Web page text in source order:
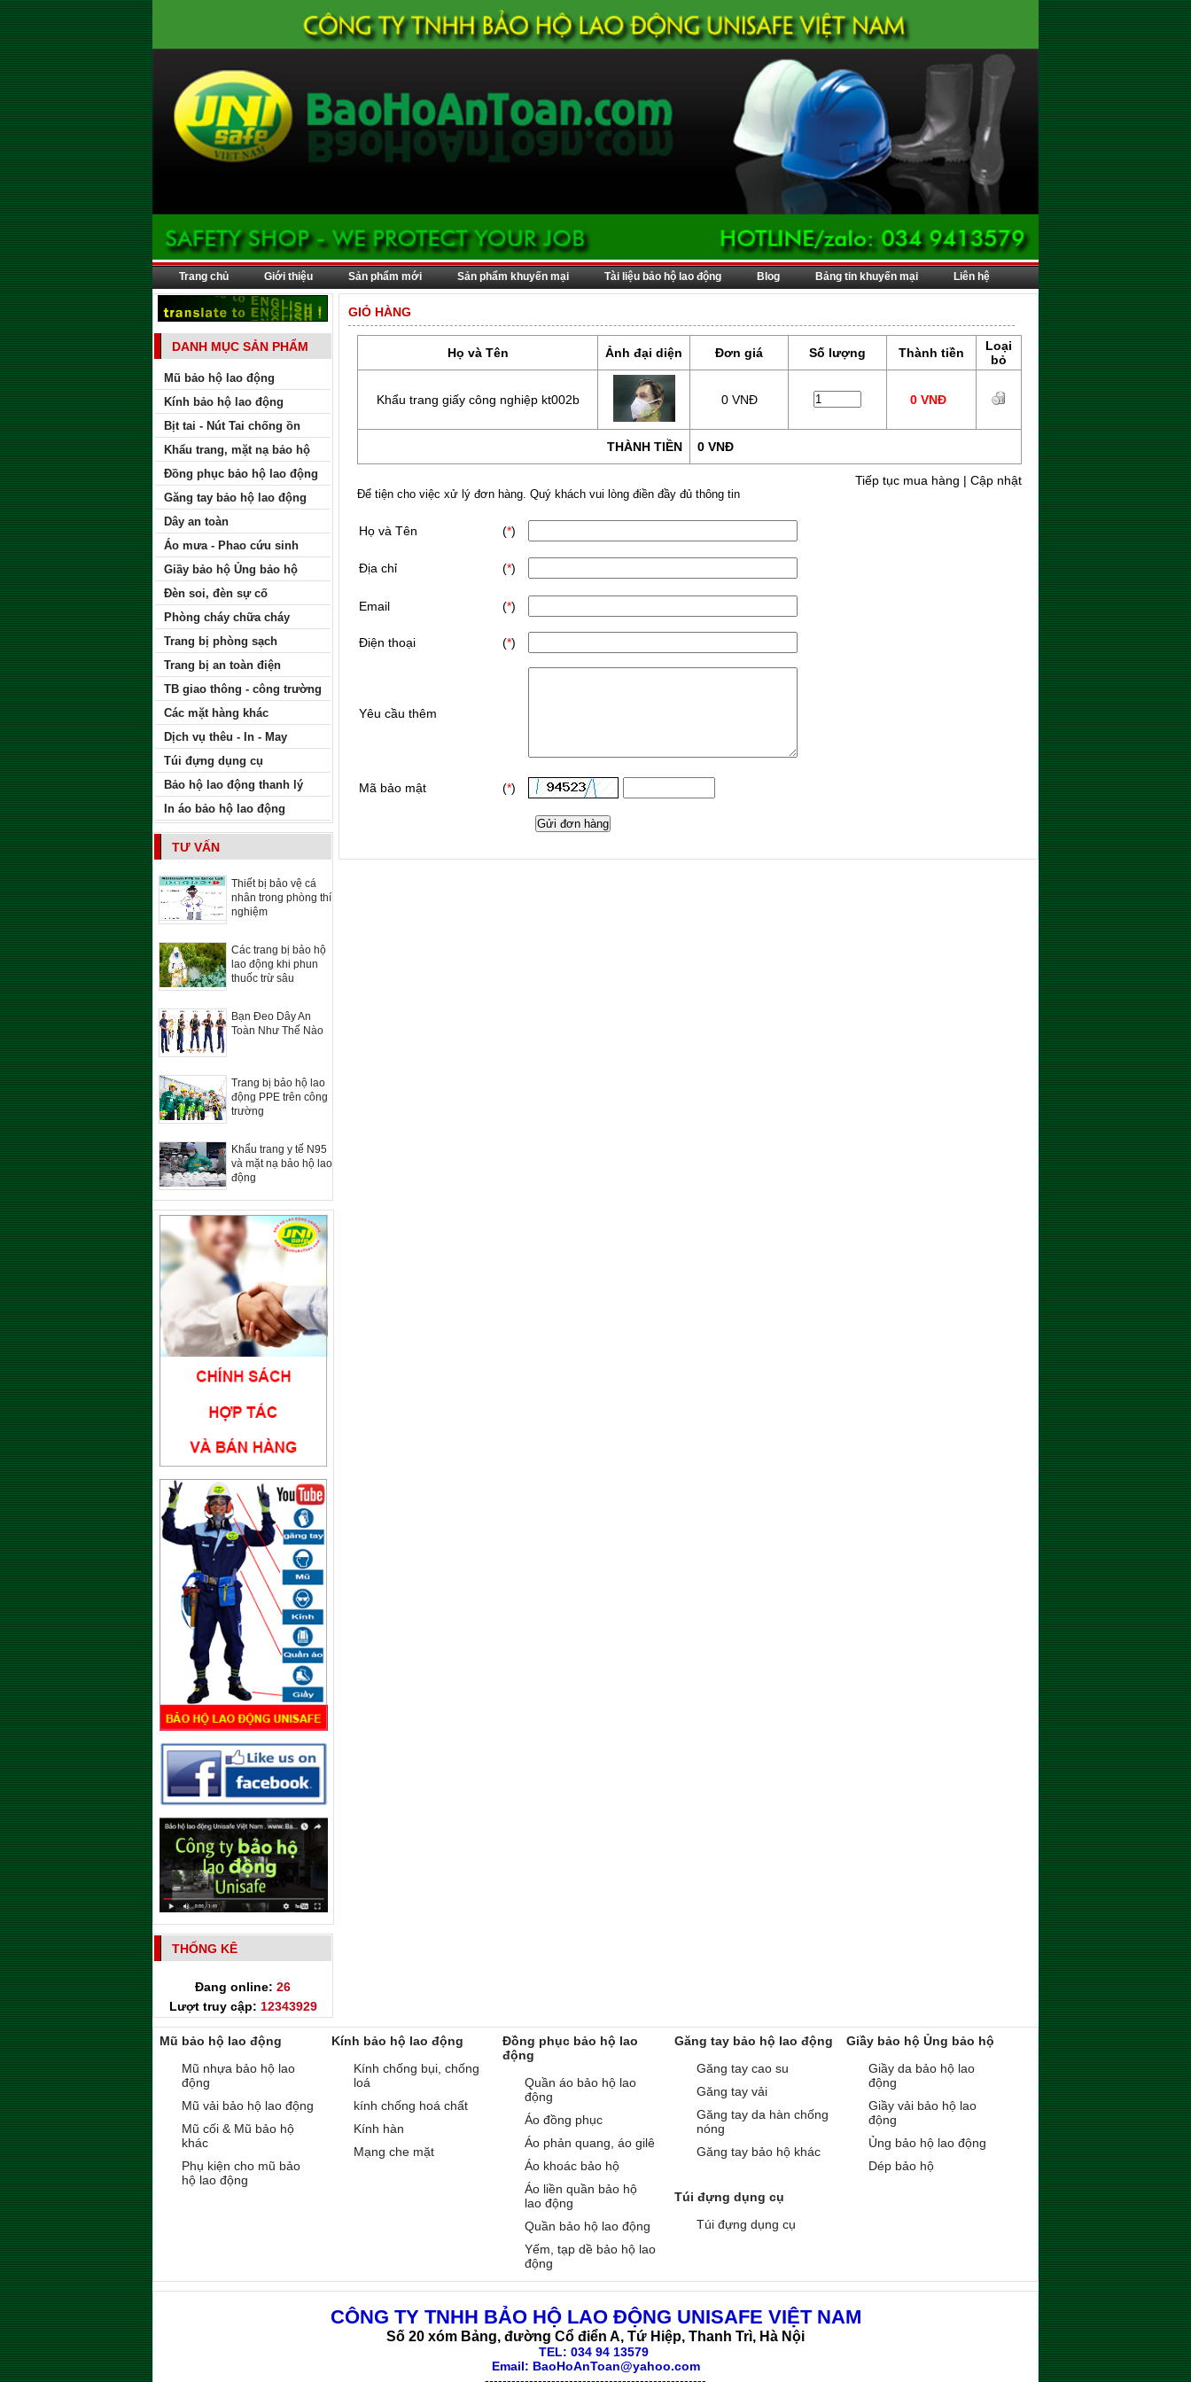
Trang chủ Giới thiệu Sản phẩm mới Sản phẩm khuyến mại Tài liệu bảo hộ lao động Blog Bảng tin khuyến mại Liên hệ
DANH MỤC SẢN PHẨM
Mũ bảo hộ lao động
Kính bảo hộ lao động
Bịt tai - Nút Tai chống ồn
Khẩu trang, mặt nạ bảo hộ
Đồng phục bảo hộ lao động
Găng tay bảo hộ lao động
Dây an toàn
Áo mưa - Phao cứu sinh
Giầy bảo hộ Ủng bảo hộ
Đèn soi, đèn sự cố
Phòng cháy chữa cháy
Trang bị phòng sạch
Trang bị an toàn điện
TB giao thông - công trường
Các mặt hàng khác
Dịch vụ thêu - In - May
Túi đựng dụng cụ
Bảo hộ lao động thanh lý
In áo bảo hộ lao động
TƯ VẤN
Thiết bị bảo vệ cá
nhân trong phòng thí
nghiệm
Các trang bị bảo hộ
lao động khi phun
thuốc trừ sâu
Bạn Đeo Dây An
Toàn Như Thế Nào
Trang bị bảo hộ lao
động PPE trên công
trường
Khẩu trang y tế N95
và mặt nạ bảo hộ lao
động
THỐNG KÊ
Đang online: 26
Lượt truy cập: 12343929
GIỎ HÀNG
Họ và Tên Ảnh đại diện Đơn giá Số lượng Thành tiền
Loại
bỏ
Khẩu trang giấy công nghiệp kt002b 0 VNĐ 0 VNĐ
THÀNH TIỀN 0 VNĐ
Tiếp tục mua hàng | Cập nhật
Để tiện cho việc xử lý đơn hàng. Quý khách vui lòng điền đầy đủ thông tin
Họ và Tên (*)
Địa chỉ (*)
Email (*)
Điện thoại (*)
Yêu cầu thêm
Mã bảo mật (*)
Mũ bảo hộ lao động
Mũ nhựa bảo hộ lao
động
Mũ vải bảo hộ lao động
Mũ cối & Mũ bảo hộ
khác
Phụ kiện cho mũ bảo
hộ lao động
Kính bảo hộ lao động
Kính chống bụi, chống
loá
kính chống hoá chất
Kính hàn
Mạng che mặt
Đồng phục bảo hộ lao
động
Quần áo bảo hộ lao
động
Áo đồng phục
Áo phản quang, áo gilê
Áo khoác bảo hộ
Áo liền quần bảo hộ
lao động
Quần bảo hộ lao động
Yếm, tạp dề bảo hộ lao
động
Găng tay bảo hộ lao động
Găng tay cao su
Găng tay vải
Găng tay da hàn chống
nóng
Găng tay bảo hộ khác
Giầy bảo hộ Ủng bảo hộ
Giầy da bảo hộ lao
động
Giầy vải bảo hộ lao
động
Ủng bảo hộ lao động
Dép bảo hộ
Túi đựng dụng cụ
Túi đựng dụng cụ
CÔNG TY TNHH BẢO HỘ LAO ĐỘNG UNISAFE VIỆT NAM
Số 20 xóm Bảng, đường Cổ điển A, Tứ Hiệp, Thanh Trì, Hà Nội
TEL: 034 94 13579
Email: BaoHoAnToan@yahoo.com